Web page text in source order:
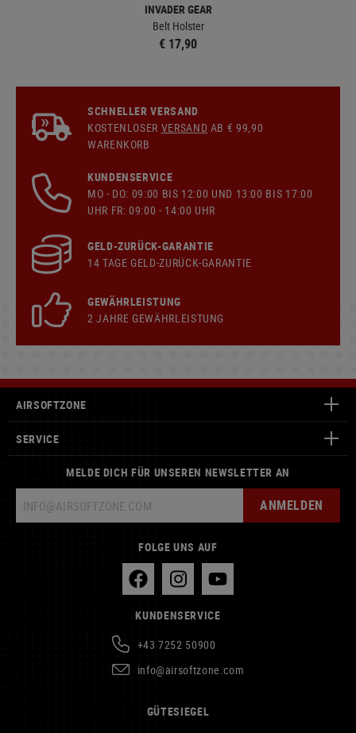
INVADER GEAR
Belt Holster
€ 17,90
SCHNELLER VERSAND
KOSTENLOSER VERSAND AB € 99,90
WARENKORB
KUNDENSERVICE
MO - DO: 09:00 BIS 12:00 UND 13:00 BIS 17:00
UHR FR: 09:00 - 14:00 UHR
GELD-ZURÜCK-GARANTIE
14 TAGE GELD-ZURÜCK-GARANTIE
GEWÄHRLEISTUNG
2 JAHRE GEWÄHRLEISTUNG
AIRSOFTZONE
SERVICE
MELDE DICH FÜR UNSEREN NEWSLETTER AN
ANMELDEN
FOLGE UNS AUF
KUNDENSERVICE
+43 7252 50900
info@airsoftzone.com
GÜTESIEGEL